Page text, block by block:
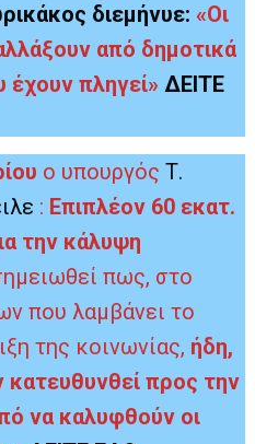
διεμήνυε:«Οι
από δημοτικά
έχουν πληγεί»ΔΕΙΤΕ
ο υπουργόςΤ.
: Επιπλέον 60 εκατ.
την κάλυψη
πως, στο
που λαμβάνει το
της κοινωνίας, ήδη,
προς την
να καλυφθούν οι